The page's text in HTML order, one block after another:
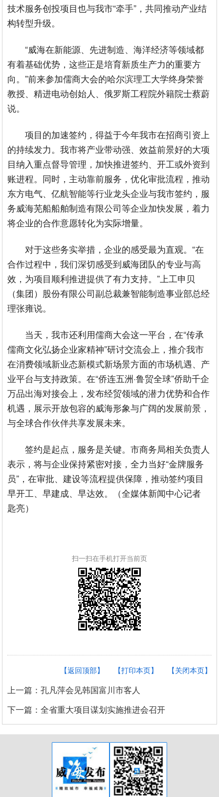
技术服务创投项目也与我市“牵手”，共同推动产业结
构转型升级。
“威海在新能源、先进制造、海洋经济等领域都
有着基础优势，这些正是培育新质生产力的重要方
向。”前来参加儒商大会的哈尔滨理工大学终身荣誉
教授、精进电动创始人、俄罗斯工程院外籍院士蔡蔚
说。
项目的加速签约，得益于今年我市在招商引资上
的持续发力。我市将产业带动强、效益前景好的大项
目纳入重点督导管理，加快推进签约、开工或外资到
账进程。同时，主动靠前服务，优化审批流程，推动
东方电气、亿航智能等行业龙头企业与我市签约，服
务威海芜船船舶制造有限公司等企业加快发展，着力
将企业的合作意愿转化为实际增量。
对于这些务实举措，企业的感受最为直观。“在
合作过程中，我们深切感受到威海团队的专业与高
效，为项目顺利推进提供了有力支持。”上工申贝
（集团）股份有限公司副总裁兼智能制造事业部总经
理张雍说。
当天，我市还利用儒商大会这一平台，在“传承
儒商文化弘扬企业家精神”研讨交流会上，推介我市
在消费领域新业态新模式新场景方面的市场机遇、产
业平台与支持政策。在“侨连五洲·鲁贸全球”侨助千企
万品出海对接会上，发布经贸领域的潜力优势和合作
机遇，展示开放包容的威海形象与广阔的发展前景，
与全球合作伙伴共享发展未来。
签约是起点，服务是关键。市商务局相关负责人
表示，将与企业保持紧密对接，全力当好“金牌服务
员”，在审批、建设等流程提供保障，推动签约项目
早开工、早建成、早达效。（全媒体新闻中心记者
匙亮）
扫一扫在手机打开当前页
【关闭本页】
【打印本页】
【返回顶部】
上一篇：孔凡萍会见韩国富川市客人
下一篇：全省重大项目谋划实施推进会召开